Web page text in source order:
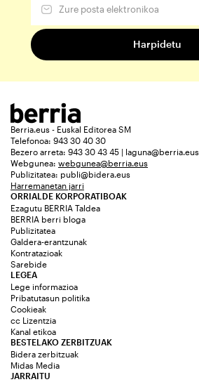
Berria.eus - Euskal Editorea SM
Telefonoa: 943 30 40 30
Bezero arreta: 943 30 43 45 | laguna@berria.eus
Webgunea: webgunea@berria.eus
Publizitatea: publi@bidera.eus
Harremanetan jarri
ORRIALDE KORPORATIBOAK
Ezagutu BERRIA Taldea
BERRIA berri bloga
Publizitatea
Galdera-erantzunak
Kontratazioak
Sarebide
JARRAITU
LEGEA
Lege informazioa
Pribatutasun politika
Cookieak
cc Lizentzia
Kanal etikoa
BESTELAKO ZERBITZUAK
Bidera zerbitzuak
Midas Media